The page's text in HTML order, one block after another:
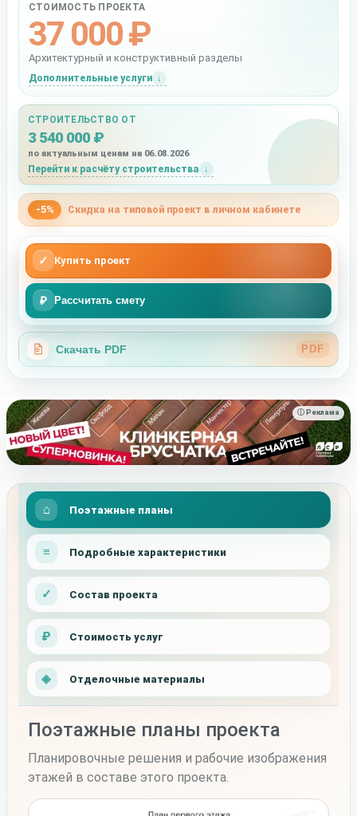
СТОИМОСТЬ ПРОЕКТА
37 000 ₽
Архитектурный и конструктивный разделы
Дополнительные услуги
СТРОИТЕЛЬСТВО ОТ
3 540 000 ₽
по актуальным ценам на 06.08.2026
Перейти к расчёту строительства
-5% Скидка на типовой проект в личном кабинете
✓ Купить проект
₽ Рассчитать смету
Скачать PDF PDF
ⓘ Реклама
Поэтажные планы
Подробные характеристики
Состав проекта
Стоимость услуг
Отделочные материалы
Поэтажные планы проекта
Планировочные решения и рабочие изображения
этажей в составе этого проекта.